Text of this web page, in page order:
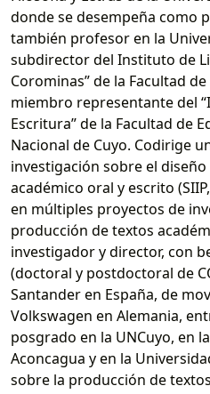
donde se desempeña como
también profesor en la
subdirector del Instituto de
Corominas” de la Facultad
miembro representante del
Escritura” de la Facultad de
Nacional de Cuyo. Codirige
investigación sobre el
académico oral y escrito
en múltiples proyectos de
producción de textos
investigador y director, con
(doctoral y postdoctoral de
Santander en España, de
Volkswagen en Alemania,
posgrado en la UNCuyo, en
Aconcagua y en la
sobre la producción de